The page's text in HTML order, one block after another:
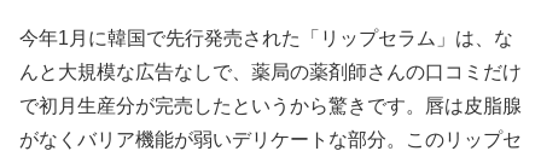
今年1月に韓国で先行発売された「リップセラム」は、な
んと大規模な広告なしで、薬局の薬剤師さんの口コミだけ
で初月生産分が完売したというから驚きです。唇は皮脂腺
がなくバリア機能が弱いデリケートな部分。このリップセ